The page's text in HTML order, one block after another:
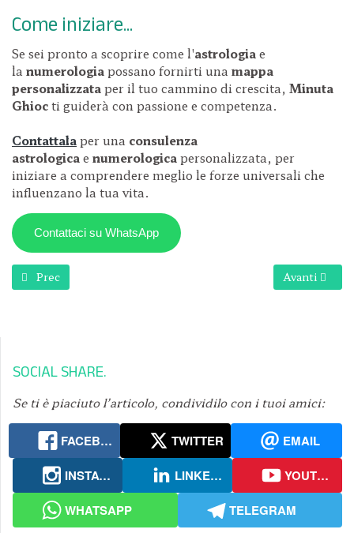
Come iniziare...
Se sei pronto a scoprire come l'astrologiae
la numerologiapossano fornirti una mappa
personalizzataper il tuo cammino di crescita, Minuta
Ghiocti guiderà con passione e competenza.
Contattalaper una consulenza
astrologicae numerologicapersonalizzata, per
iniziare a comprendere meglio le forze universali che
influenzano la tua vita.
Contattaci su WhatsApp
Articolo precedente: Adriana Lebontu
Prec Articolo
Avanti
SOCIAL SHARE
Se ti è piaciuto l’articolo, condividilo con i tuoi amici:
FACEBOOK TWITTER
EMAIL
INSTAGRAM
LINKEDIN
YOUTUBE
WHATSAPP
TELEGRAM